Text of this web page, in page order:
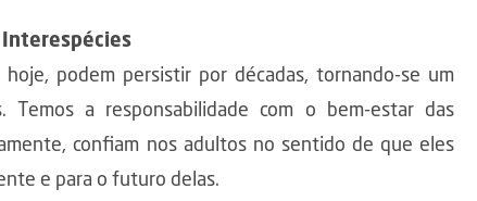
podem persistir por décadas, tornando-se um
Temos a responsabilidade com o bem-estar das
confiam nos adultos no sentido de que eles
e para o futuro delas.